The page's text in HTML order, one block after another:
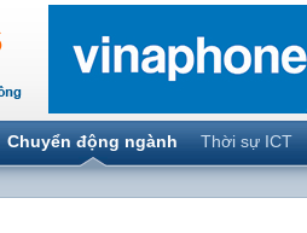
Chuyển động ngành Thời sự ICT